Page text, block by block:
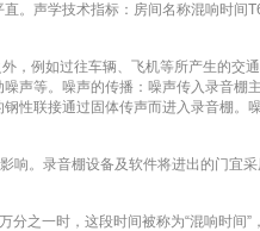
。声学技术指标：房间名称混响时间
，例如过往车辆、飞机等所产生的交
声等。噪声的传播：噪声传入录音棚
性联接通过固体传声而进入录音棚。
。录音棚设备及软件将进出的门宜
之一时，这段时间被称为“混响时间